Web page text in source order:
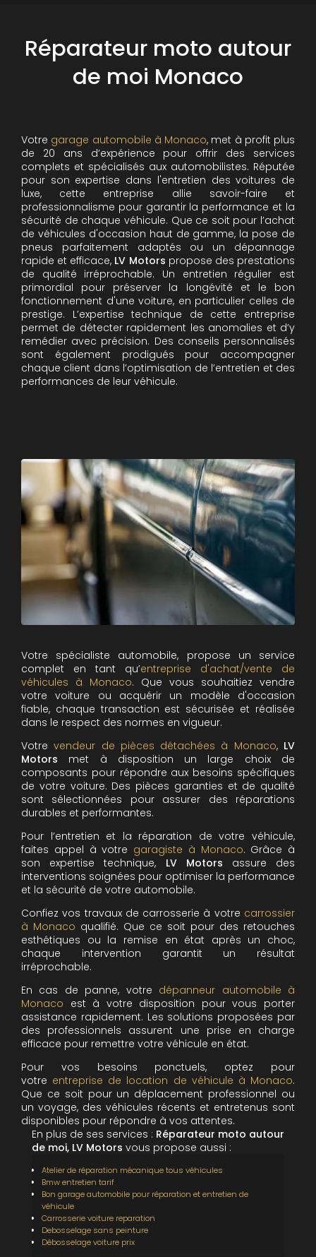
Réparateur moto autour
de moi Monaco
Votre garage automobile à Monaco, met à profit plus
de 20 ans d’expérience pour offrir des services
complets et spécialisés aux automobilistes. Réputée
pour son expertise dans l'entretien des voitures de
luxe, cette entreprise allie savoir-faire et
professionnalisme pour garantir la performance et la
sécurité de chaque véhicule. Que ce soit pour l’achat
de véhicules d'occasion haut de gamme, la pose de
pneus parfaitement adaptés ou un dépannage
rapide et efficace, LV Motors propose des prestations
de qualité irréprochable. Un entretien régulier est
primordial pour préserver la longévité et le bon
fonctionnement d'une voiture, en particulier celles de
prestige. L’expertise technique de cette entreprise
permet de détecter rapidement les anomalies et d’y
remédier avec précision. Des conseils personnalisés
sont également prodigués pour accompagner
chaque client dans l’optimisation de l’entretien et des
performances de leur véhicule.
Votre spécialiste automobile, propose un service
complet en tant qu’entreprise d'achat/vente de
véhicules à Monaco. Que vous souhaitiez vendre
votre voiture ou acquérir un modèle d'occasion
fiable, chaque transaction est sécurisée et réalisée
dans le respect des normes en vigueur.
Votrevendeur de pièces détachées à Monaco, LV
Motors met à disposition un large choix de
composants pour répondre aux besoins spécifiques
de votre voiture. Des pièces garanties et de qualité
sont sélectionnées pour assurer des réparations
durables et performantes.
Pour l’entretien et la réparation de votre véhicule,
faites appel à votre garagiste à Monaco. Grâce à
son expertise technique, LV Motors assure des
interventions soignées pour optimiser la performance
et la sécurité de votre automobile.
Confiez vos travaux de carrosserie à votre carrossier
à Monaco qualifié. Que ce soit pour des retouches
esthétiques ou la remise en état après un choc,
chaque intervention garantit un résultat
irréprochable.
En cas de panne, votre dépanneur automobile à
Monaco est à votre disposition pour vous porter
assistance rapidement. Les solutions proposées par
des professionnels assurent une prise en charge
efficace pour remettre votre véhicule en état.
Pour vos besoins ponctuels, optez pour
votre entreprise de location de véhicule à Monaco.
Que ce soit pour un déplacement professionnel ou
un voyage, des véhicules récents et entretenus sont
disponibles pour répondre à vos attentes.
En plus de ses services : Réparateur moto autour
de moi, LV Motors vous propose aussi :
Atelier de réparation mécanique tous véhicules
Bmw entretien tarif
Bon garage automobile pour réparation et entretien de
véhicule
Carrosserie voiture reparation
Debosselage sans peinture
Débosselage voiture prix